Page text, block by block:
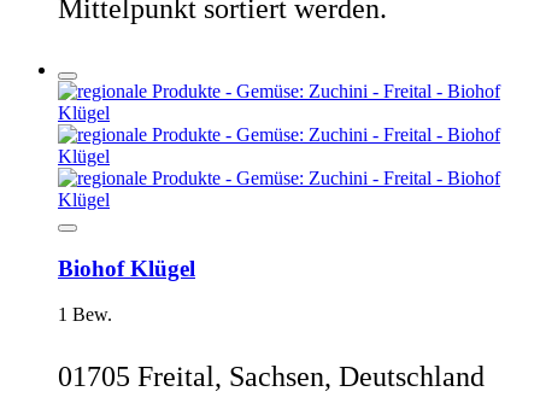
Mittelpunkt sortiert werden.
Biohof Klügel
1 Bew.
01705 Freital, Sachsen, Deutschland